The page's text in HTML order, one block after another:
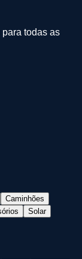
todas as
Caminhões
Solar